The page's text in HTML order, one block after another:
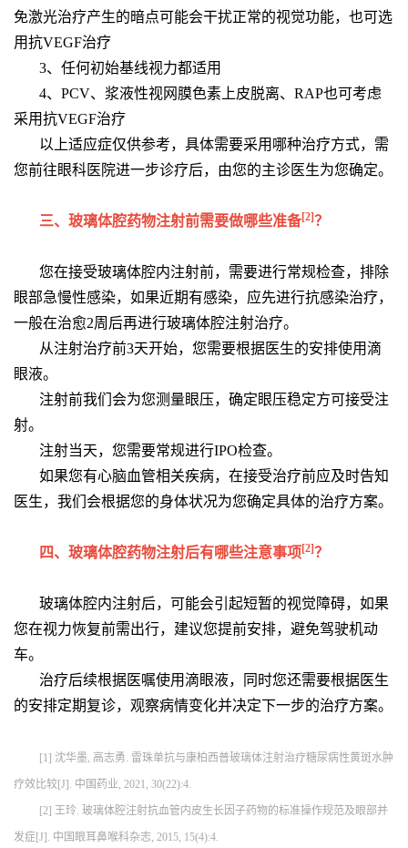
免激光治疗产生的暗点可能会干扰正常的视觉功能，也可选
用抗VEGF治疗
3、任何初始基线视力都适用
4、PCV、浆液性视网膜色素上皮脱离、RAP也可考虑
采用抗VEGF治疗
以上适应症仅供参考，具体需要采用哪种治疗方式，需
您前往眼科医院进一步诊疗后，由您的主诊医生为您确定。
三、玻璃体腔药物注射前需要做哪些准备[2]？
您在接受玻璃体腔内注射前，需要进行常规检查，排除
眼部急慢性感染，如果近期有感染，应先进行抗感染治疗，
一般在治愈2周后再进行玻璃体腔注射治疗。
从注射治疗前3天开始，您需要根据医生的安排使用滴
眼液。
注射前我们会为您测量眼压，确定眼压稳定方可接受注
射。
注射当天，您需要常规进行IPO检查。
如果您有心脑血管相关疾病，在接受治疗前应及时告知
医生，我们会根据您的身体状况为您确定具体的治疗方案。
四、玻璃体腔药物注射后有哪些注意事项 [2]？
玻璃体腔内注射后，可能会引起短暂的视觉障碍，如果
您在视力恢复前需出行，建议您提前安排，避免驾驶机动
车。
治疗后续根据医嘱使用滴眼液，同时您还需要根据医生
的安排定期复诊，观察病情变化并决定下一步的治疗方案。
[1] 沈华墨, 高志勇. 雷珠单抗与康柏西普玻璃体注射治疗糖尿病性黄斑水肿
疗效比较[J]. 中国药业, 2021, 30(22):4.
[2] 王玲. 玻璃体腔注射抗血管内皮生长因子药物的标准操作规范及眼部并
发症[J]. 中国眼耳鼻喉科杂志, 2015, 15(4):4.